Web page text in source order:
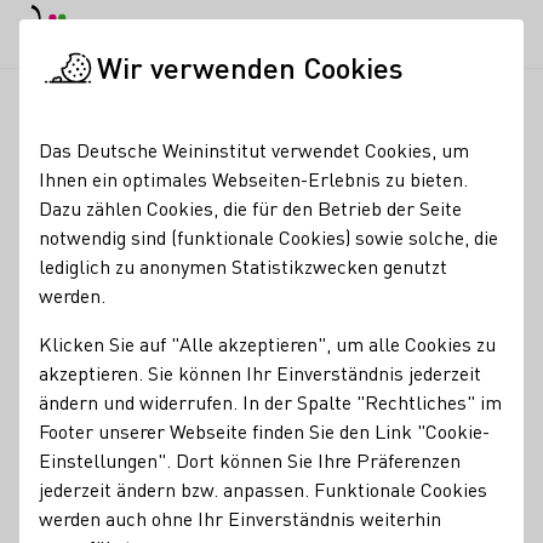
Weingut Sonnenhof, Inh.
Martin Fischer
Erzeugnisse
Glühwein Orange Perlwein / Secco Sekt
Wein
Alkoholfreier Wein/Sekt/Secco
Roséwein
Mitgliedschaften
Interessengemeinschaft Deutsches Barrique-Forum
Württemberger Weingüter e.V
Wine in Moderation (WiM)
Wir verwenden Cookies
Das Deutsche Weininstitut verwendet Cookies, um
Ihnen ein optimales Webseiten-Erlebnis zu bieten.
Dazu zählen Cookies, die für den Betrieb der Seite
notwendig sind (funktionale Cookies) sowie solche, die
lediglich zu anonymen Statistikzwecken genutzt
werden.
Klicken Sie auf "Alle akzeptieren", um alle Cookies zu
akzeptieren. Sie können Ihr Einverständnis jederzeit
ändern und widerrufen. In der Spalte "Rechtliches" im
Footer unserer Webseite finden Sie den Link "Cookie-
Einstellungen". Dort können Sie Ihre Präferenzen
jederzeit ändern bzw. anpassen. Funktionale Cookies
werden auch ohne Ihr Einverständnis weiterhin